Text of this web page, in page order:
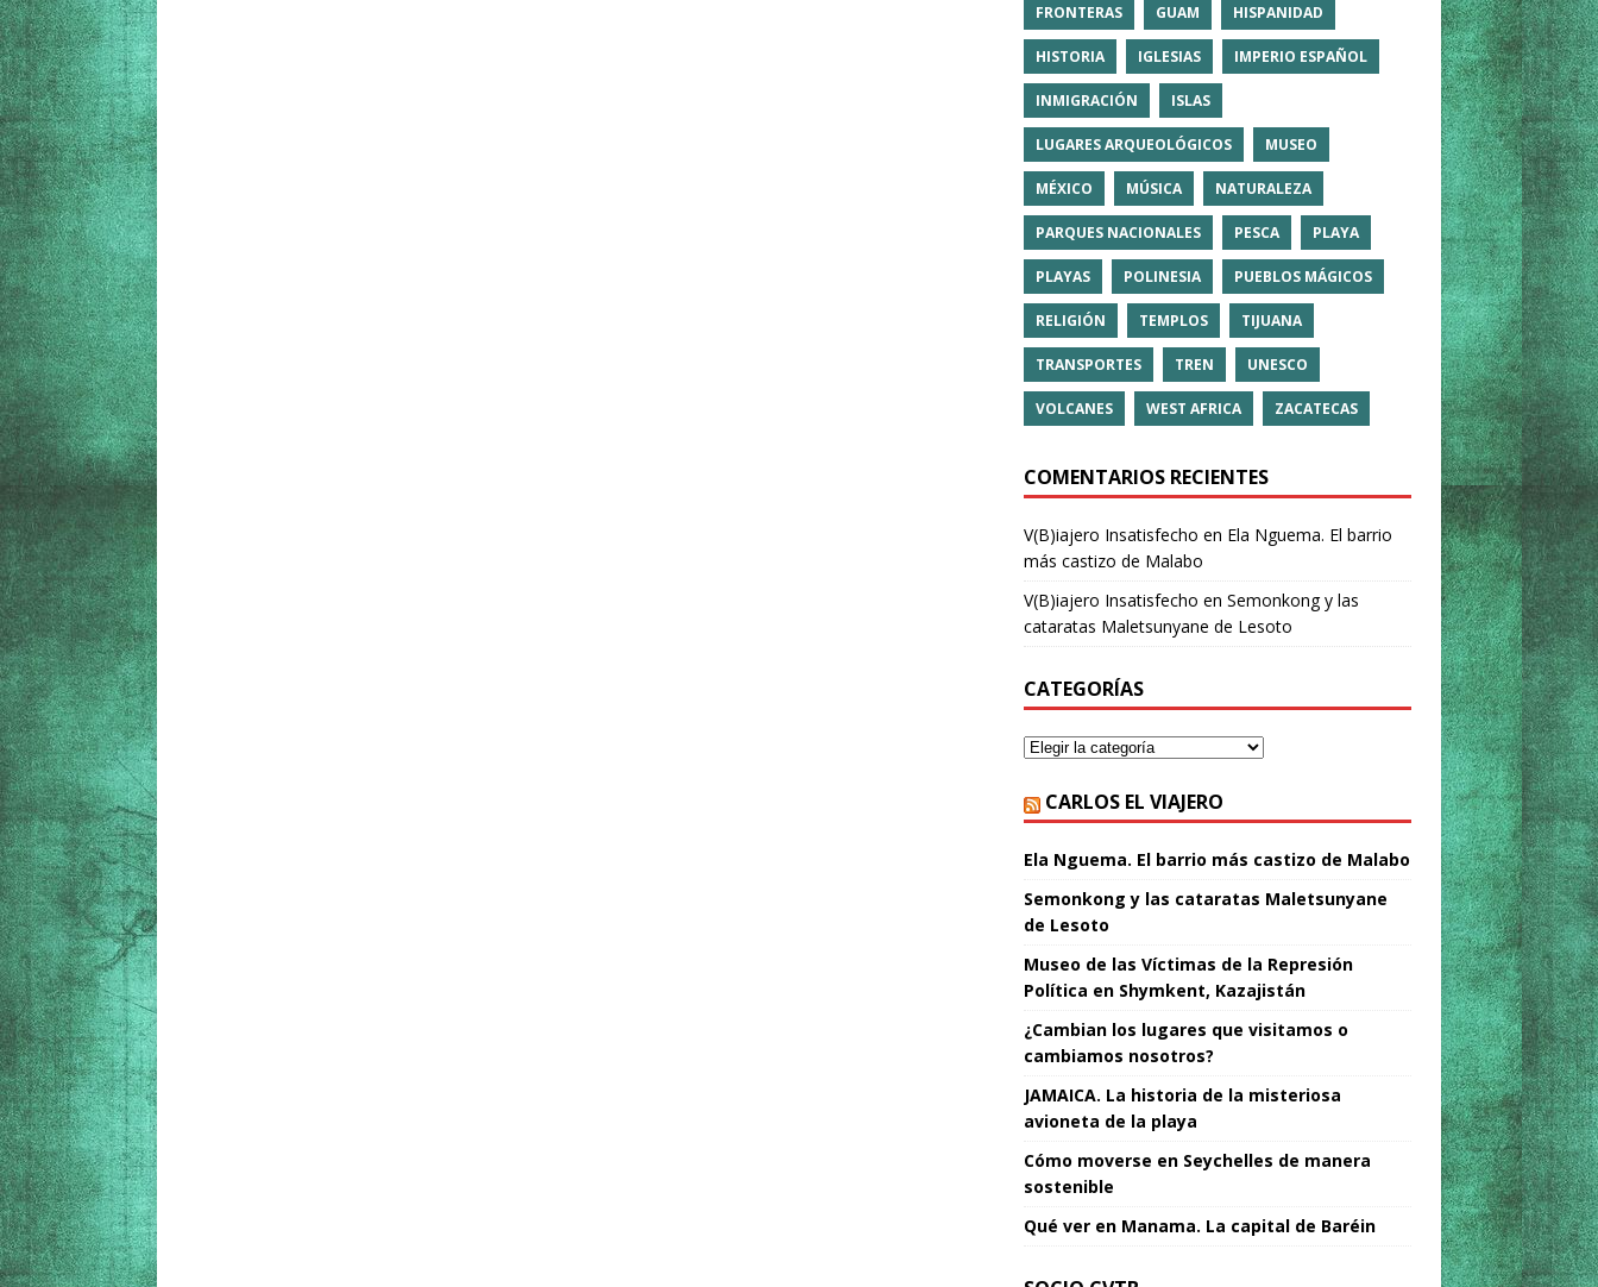
FRONTERAS GUAM HISPANIDAD
HISTORIA IGLESIAS IMPERIO ESPAÑOL
INMIGRACIÓN ISLAS
LUGARES ARQUEOLÓGICOS MUSEO
MÉXICO MÚSICA NATURALEZA
PARQUES NACIONALES PESCA PLAYA
PLAYAS POLINESIA PUEBLOS MÁGICOS
RELIGIÓN TEMPLOS TIJUANA
TRANSPORTES TREN UNESCO
VOLCANES WEST AFRICA ZACATECAS
COMENTARIOS RECIENTES
V(B)iajero Insatisfecho en Ela Nguema. El barrio
más castizo de Malabo
V(B)iajero Insatisfecho en Semonkong y las
cataratas Maletsunyane de Lesoto
CATEGORÍAS
CARLOS EL VIAJERO
Ela Nguema. El barrio más castizo de Malabo
Semonkong y las cataratas Maletsunyane
de Lesoto
Museo de las Víctimas de la Represión
Política en Shymkent, Kazajistán
¿Cambian los lugares que visitamos o
cambiamos nosotros?
JAMAICA. La historia de la misteriosa
avioneta de la playa
Cómo moverse en Seychelles de manera
sostenible
Qué ver en Manama. La capital de Baréin